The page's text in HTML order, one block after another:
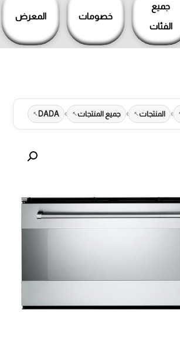
جميع
الفئات
خصومات المعرض
› المنتجات › جميع المنتجات ›
DADA